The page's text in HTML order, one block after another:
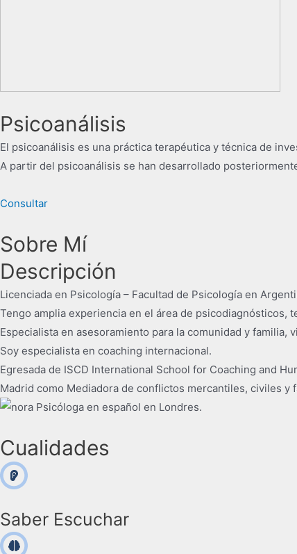
Psicoanálisis
El psicoanálisis es una práctica terapéutica y técnica de
​A partir del psicoanálisis se han desarrollado
Consultar
Sobre Mí
Descripción
Licenciada en Psicología – Facultad de Psicología en
Tengo amplia experiencia en el área de psicodiagnósticos,
Especialista en asesoramiento para la comunidad y familia,
Soy especialista en coaching internacional.
Egresada de ISCD International School for Coaching and
Madrid como Mediadora de conflictos mercantiles, civiles y
Cualidades
Saber Escuchar